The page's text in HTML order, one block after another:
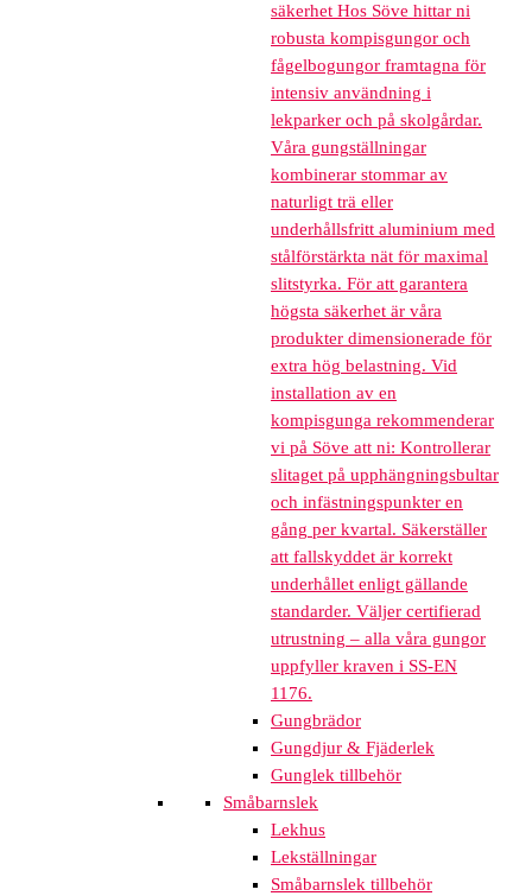
säkerhet Hos Söve hittar ni
robusta kompisgungor och
fågelbogungor framtagna för
intensiv användning i
lekparker och på skolgårdar.
Våra gungställningar
kombinerar stommar av
naturligt trä eller
underhållsfritt aluminium med
stålförstärkta nät för maximal
slitstyrka. För att garantera
högsta säkerhet är våra
produkter dimensionerade för
extra hög belastning. Vid
installation av en
kompisgunga rekommenderar
vi på Söve att ni: Kontrollerar
slitaget på upphängningsbultar
och infästningspunkter en
gång per kvartal. Säkerställer
att fallskyddet är korrekt
underhållet enligt gällande
standarder. Väljer certifierad
utrustning – alla våra gungor
uppfyller kraven i SS-EN
1176.
Gungbrädor
Gungdjur & Fjäderlek
Gunglek tillbehör
Småbarnslek
Lekhus
Lekställningar
Småbarnslek tillbehör